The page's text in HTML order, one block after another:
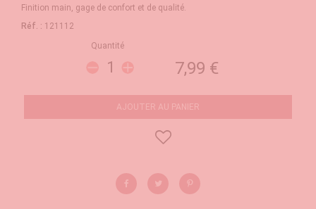
Finition main, gage de confort et de qualité.
Réf. : 121112
Quantité
7,99 €
AJOUTER AU PANIER